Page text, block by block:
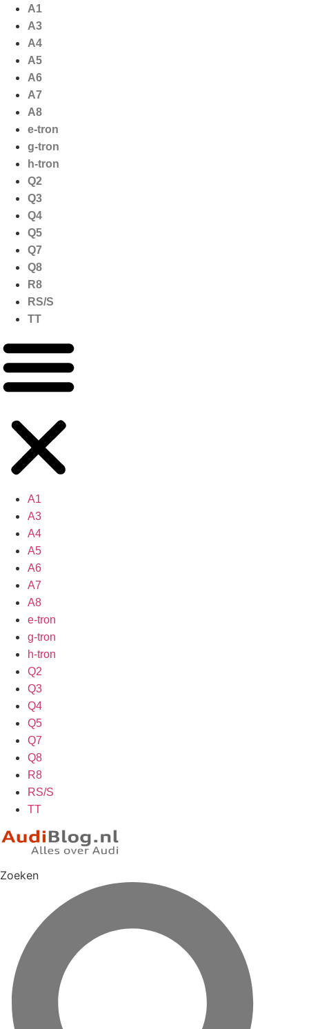
naar
inhoud
A1
A3
A4
A5
A6
A7
A8
e-tron
g-tron
h-tron
Q2
Q3
Q4
Q5
Q7
Q8
R8
RS/S
TT
A1
A3
A4
A5
A6
A7
A8
e-tron
g-tron
h-tron
Q2
Q3
Q4
Q5
Q7
Q8
R8
RS/S
TT
Zoeken